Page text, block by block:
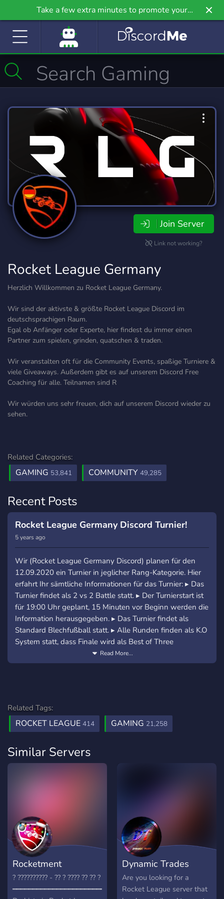
Take a few extra minutes to promote your
community even further on Griv.io, our newest
Join Server
Link not working?
Rocket League Germany
Herzlich Willkommen zu Rocket League Germany.
Wir sind der aktivste & größte Rocket League Discord im
deutschsprachigen Raum.
Egal ob Anfänger oder Experte, hier findest du immer einen
Partner zum spielen, grinden, quatschen & traden.
Wir veranstalten oft für die Community Events, spaßige Turniere &
viele Giveaways. Außerdem gibt es auf unserem Discord Free
Coaching für alle. Teilnamen sind R
Wir würden uns sehr freuen, dich auf unserem Discord wieder zu
sehen.
Related Categories:
GAMING 53,841 COMMUNITY 49,285
Recent Posts
Rocket League Germany Discord Turnier!
5 years ago
Wir (Rocket League Germany Discord) planen für den
12.09.2020 ein Turnier in jeglicher Rang-Kategorie. Hier
erfahrt Ihr sämtliche Informationen für das Turnier: ▸ Das
Turnier findet als 2 vs 2 Battle statt. ▸ Der Turnierstart ist
für 19:00 Uhr geplant, 15 Minuten vor Beginn werden die
Information herausgegeben. ▸ Das Turnier findet als
Standard Blechfußball statt. ▸ Alle Runden finden als K.O
System statt, dass Finale wird als Best of Three
Sei pünktlich dabei & verpasse den Start nicht, ansonsten
sehen wir uns beim nächsten Turnier. Es grüßt, Rocket
League Germany Discord
Read More...
Related Tags:
ROCKET LEAGUE 414 GAMING 21,258
Similar Servers
Rocketment
? ?????????? - ?? ? ???? ?? ?? ?
━━━━━━━━━━━━━━━━━━━━━━━━━━━━━━━━━━━━
Dynamic Trades
Are you looking for a
Rocket League server that